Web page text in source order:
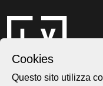
Cookies
Questo sito utilizza